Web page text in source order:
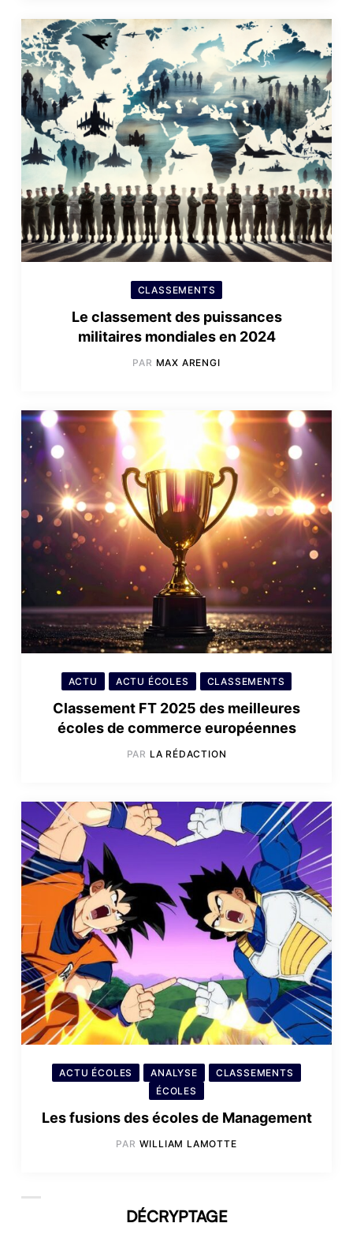
CLASSEMENTS
Le classement des puissances
militaires mondiales en 2024
PAR MAX ARENGI
ACTU ACTU ÉCOLES CLASSEMENTS
Classement FT 2025 des meilleures
écoles de commerce européennes
PAR LA RÉDACTION
ACTU ÉCOLES ANALYSE
CLASSEMENTS
ÉCOLES
Les fusions des écoles de Management
PAR WILLIAM LAMOTTE
DÉCRYPTAGE